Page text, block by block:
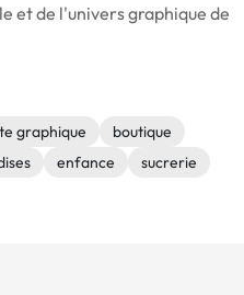
et de l'univers graphique de
graphique
boutique
enfance
sucrerie